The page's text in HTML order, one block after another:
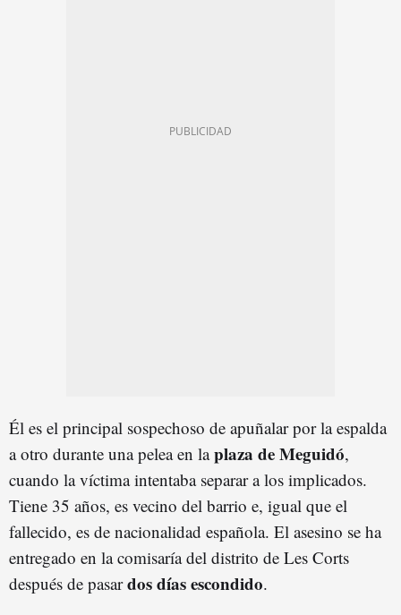
Él es el principal sospechoso de apuñalar por la espalda
a otro durante una pelea en laplaza de Meguidó,
cuando la víctima intentaba separar a los implicados.
Tiene 35 años, es vecino del barrio e, igual que el
fallecido, es de nacionalidad española. El asesino se ha
entregado en la comisaría del distrito de Les Corts
después de pasardos días escondido.